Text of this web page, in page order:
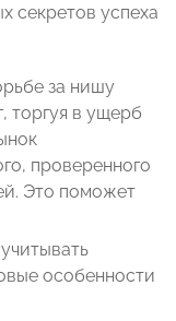
секретов успеха
за нишу
торгуя в ущерб
проверенного
Это поможет
особенности